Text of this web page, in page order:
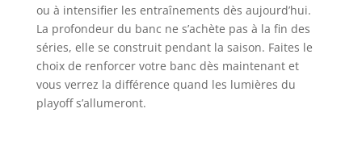
ou à intensifier les entraînements dès aujourd’hui.
La profondeur du banc ne s’achète pas à la fin des
séries, elle se construit pendant la saison. Faites le
choix de renforcer votre banc dès maintenant et
vous verrez la différence quand les lumières du
playoff s’allumeront.